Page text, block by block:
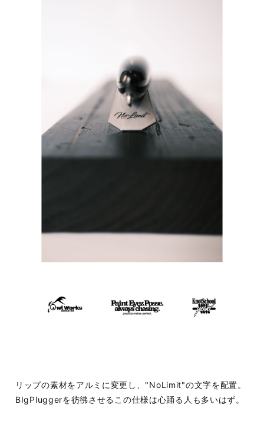
リップの素材をアルミに変更し、"NoLimit"の文字を配置。
BIgPluggerを彷彿させるこの仕様は心踊る人も多いはず。